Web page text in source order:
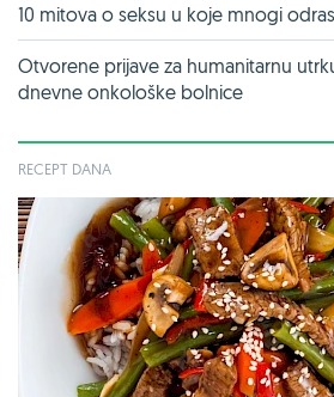
10 mitova o seksu u koje mnogi
Otvorene prijave za humanitarnu
dnevne onkološke bolnice
RECEPT DANA